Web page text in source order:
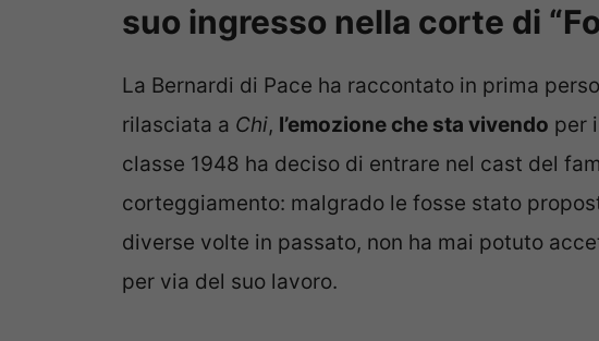
suo ingresso nella corte di
La Bernardi di Pace ha raccontato in prima
rilasciata a Chi, l’emozione che sta vivendo per
classe 1948 ha deciso di entrare nel cast del
corteggiamento: malgrado le fosse stato
diverse volte in passato, non ha mai potuto
per via del suo lavoro.